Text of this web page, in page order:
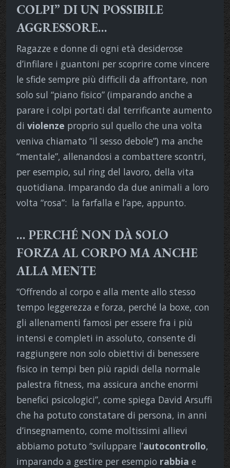
COLPI” DI UN POSSIBILE
AGGRESSORE…
Ragazze e donne di ogni età desiderose
d’infilare i guantoni per scoprire come vincere
le sfide sempre più difficili da affrontare, non
solo sul “piano fisico” (imparando anche a
parare i colpi portati dal terrificante aumento
di violenze proprio sul quello che una volta
veniva chiamato “il sesso debole”) ma anche
“mentale”, allenandosi a combattere scontri,
per esempio, sul ring del lavoro, della vita
quotidiana. Imparando da due animali a loro
volta “rosa”: la farfalla e l’ape, appunto.
… PERCHÉ NON DÀ SOLO
FORZA AL CORPO MA ANCHE
ALLA MENTE
“Offrendo al corpo e alla mente allo stesso
tempo leggerezza e forza, perché la boxe, con
gli allenamenti famosi per essere fra i più
intensi e completi in assoluto, consente di
raggiungere non solo obiettivi di benessere
fisico in tempi ben più rapidi della normale
palestra fitness, ma assicura anche enormi
benefici psicologici”, come spiega David Arsuffi
che ha potuto constatare di persona, in anni
d’insegnamento, come moltissimi allievi
abbiamo potuto “sviluppare l’autocontrollo,
imparando a gestire per esempio rabbia e